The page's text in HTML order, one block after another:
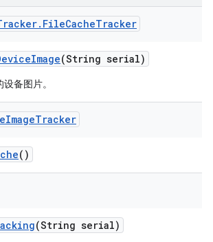
. FileCacheTracker
Image(String serial)
备图片。
ImageTracker
()
(String serial)